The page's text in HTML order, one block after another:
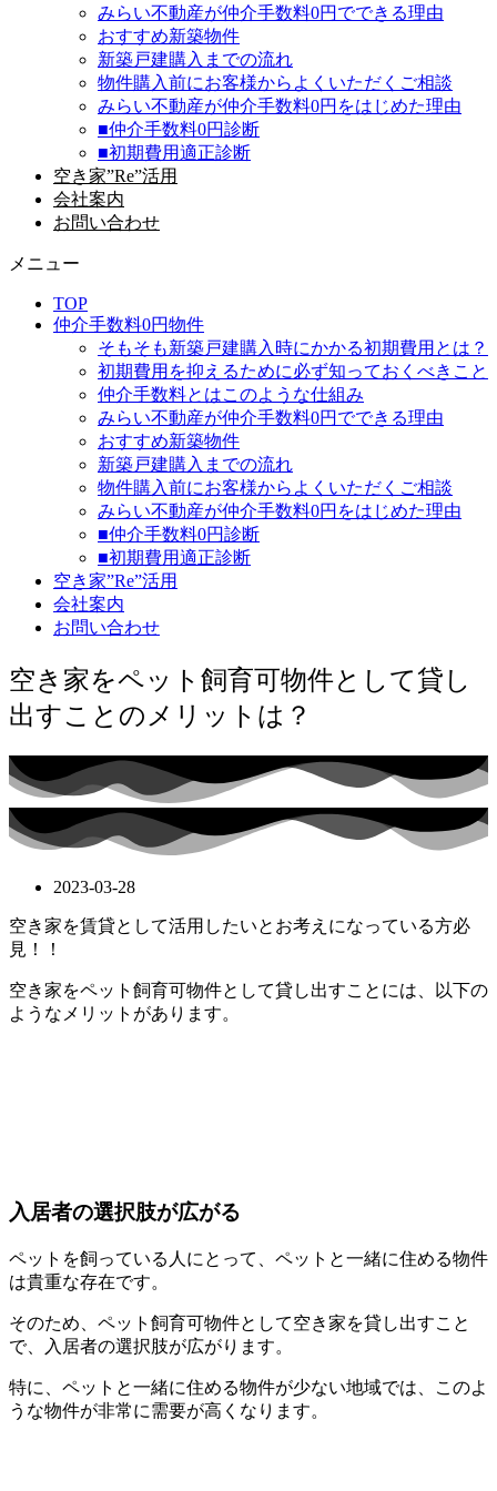
みらい不動産が仲介手数料0円でできる理由
おすすめ新築物件
新築戸建購入までの流れ
物件購入前にお客様からよくいただくご相談
みらい不動産が仲介手数料0円をはじめた理由
■仲介手数料0円診断
■初期費用適正診断
空き家”Re”活用
会社案内
お問い合わせ
メニュー
TOP
仲介手数料0円物件
そもそも新築戸建購入時にかかる初期費用とは？
初期費用を抑えるために必ず知っておくべきこと
仲介手数料とはこのような仕組み
みらい不動産が仲介手数料0円でできる理由
おすすめ新築物件
新築戸建購入までの流れ
物件購入前にお客様からよくいただくご相談
みらい不動産が仲介手数料0円をはじめた理由
■仲介手数料0円診断
■初期費用適正診断
空き家”Re”活用
会社案内
お問い合わせ
空き家をペット飼育可物件として貸し
出すことのメリットは？
2023-03-28
空き家を賃貸として活用したいとお考えになっている方必
見！！
空き家をペット飼育可物件として貸し出すことには、以下の
ようなメリットがあります。
入居者の選択肢が広がる
ペットを飼っている人にとって、ペットと一緒に住める物件
は貴重な存在です。
そのため、ペット飼育可物件として空き家を貸し出すこと
で、入居者の選択肢が広がります。
特に、ペットと一緒に住める物件が少ない地域では、このよ
うな物件が非常に需要が高くなります。